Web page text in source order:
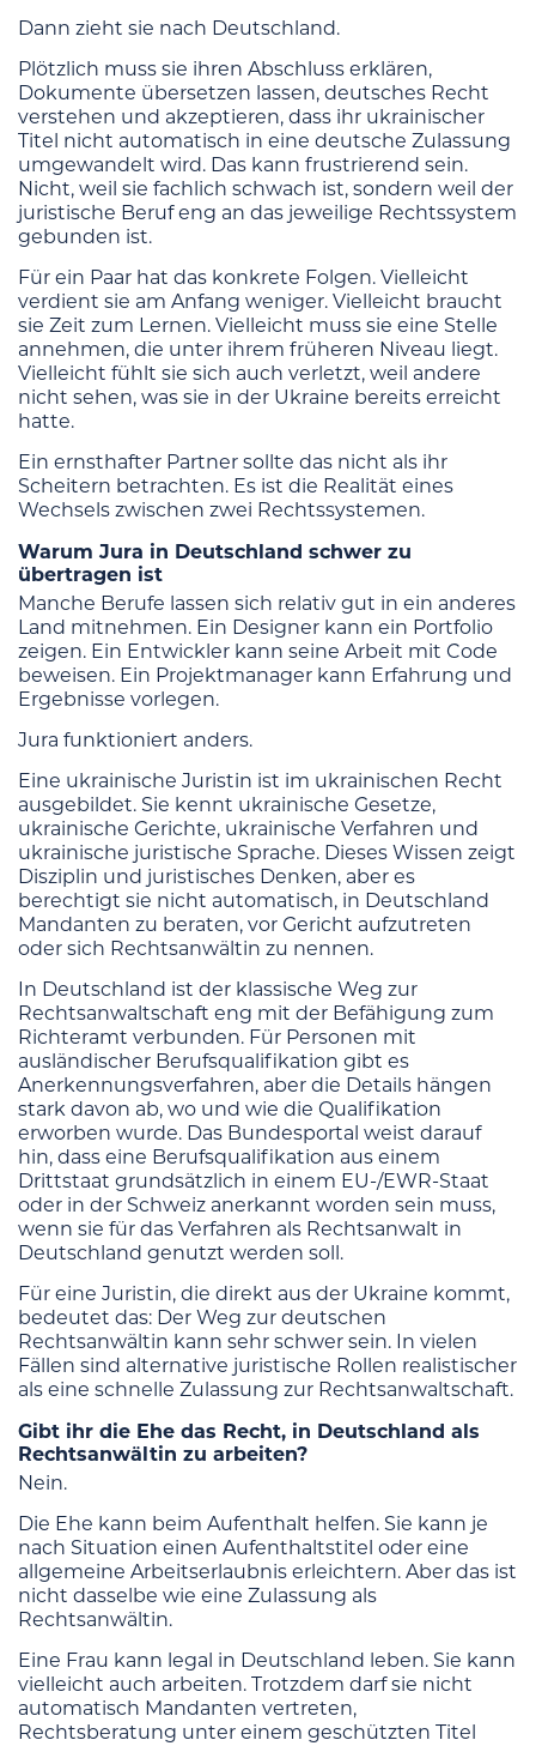
Dann zieht sie nach Deutschland.
Plötzlich muss sie ihren Abschluss erklären,
Dokumente übersetzen lassen, deutsches Recht
verstehen und akzeptieren, dass ihr ukrainischer
Titel nicht automatisch in eine deutsche Zulassung
umgewandelt wird. Das kann frustrierend sein.
Nicht, weil sie fachlich schwach ist, sondern weil der
juristische Beruf eng an das jeweilige Rechtssystem
gebunden ist.
Für ein Paar hat das konkrete Folgen. Vielleicht
verdient sie am Anfang weniger. Vielleicht braucht
sie Zeit zum Lernen. Vielleicht muss sie eine Stelle
annehmen, die unter ihrem früheren Niveau liegt.
Vielleicht fühlt sie sich auch verletzt, weil andere
nicht sehen, was sie in der Ukraine bereits erreicht
hatte.
Ein ernsthafter Partner sollte das nicht als ihr
Scheitern betrachten. Es ist die Realität eines
Wechsels zwischen zwei Rechtssystemen.
Warum Jura in Deutschland schwer zu
übertragen ist
Manche Berufe lassen sich relativ gut in ein anderes
Land mitnehmen. Ein Designer kann ein Portfolio
zeigen. Ein Entwickler kann seine Arbeit mit Code
beweisen. Ein Projektmanager kann Erfahrung und
Ergebnisse vorlegen.
Jura funktioniert anders.
Eine ukrainische Juristin ist im ukrainischen Recht
ausgebildet. Sie kennt ukrainische Gesetze,
ukrainische Gerichte, ukrainische Verfahren und
ukrainische juristische Sprache. Dieses Wissen zeigt
Disziplin und juristisches Denken, aber es
berechtigt sie nicht automatisch, in Deutschland
Mandanten zu beraten, vor Gericht aufzutreten
oder sich Rechtsanwältin zu nennen.
In Deutschland ist der klassische Weg zur
Rechtsanwaltschaft eng mit der Befähigung zum
Richteramt verbunden. Für Personen mit
ausländischer Berufsqualifikation gibt es
Anerkennungsverfahren, aber die Details hängen
stark davon ab, wo und wie die Qualifikation
erworben wurde. Das Bundesportal weist darauf
hin, dass eine Berufsqualifikation aus einem
Drittstaat grundsätzlich in einem EU-/EWR-Staat
oder in der Schweiz anerkannt worden sein muss,
wenn sie für das Verfahren als Rechtsanwalt in
Deutschland genutzt werden soll.
Für eine Juristin, die direkt aus der Ukraine kommt,
bedeutet das: Der Weg zur deutschen
Rechtsanwältin kann sehr schwer sein. In vielen
Fällen sind alternative juristische Rollen realistischer
als eine schnelle Zulassung zur Rechtsanwaltschaft.
Gibt ihr die Ehe das Recht, in Deutschland als
Rechtsanwältin zu arbeiten?
Nein.
Die Ehe kann beim Aufenthalt helfen. Sie kann je
nach Situation einen Aufenthaltstitel oder eine
allgemeine Arbeitserlaubnis erleichtern. Aber das ist
nicht dasselbe wie eine Zulassung als
Rechtsanwältin.
Eine Frau kann legal in Deutschland leben. Sie kann
vielleicht auch arbeiten. Trotzdem darf sie nicht
automatisch Mandanten vertreten,
Rechtsberatung unter einem geschützten Titel